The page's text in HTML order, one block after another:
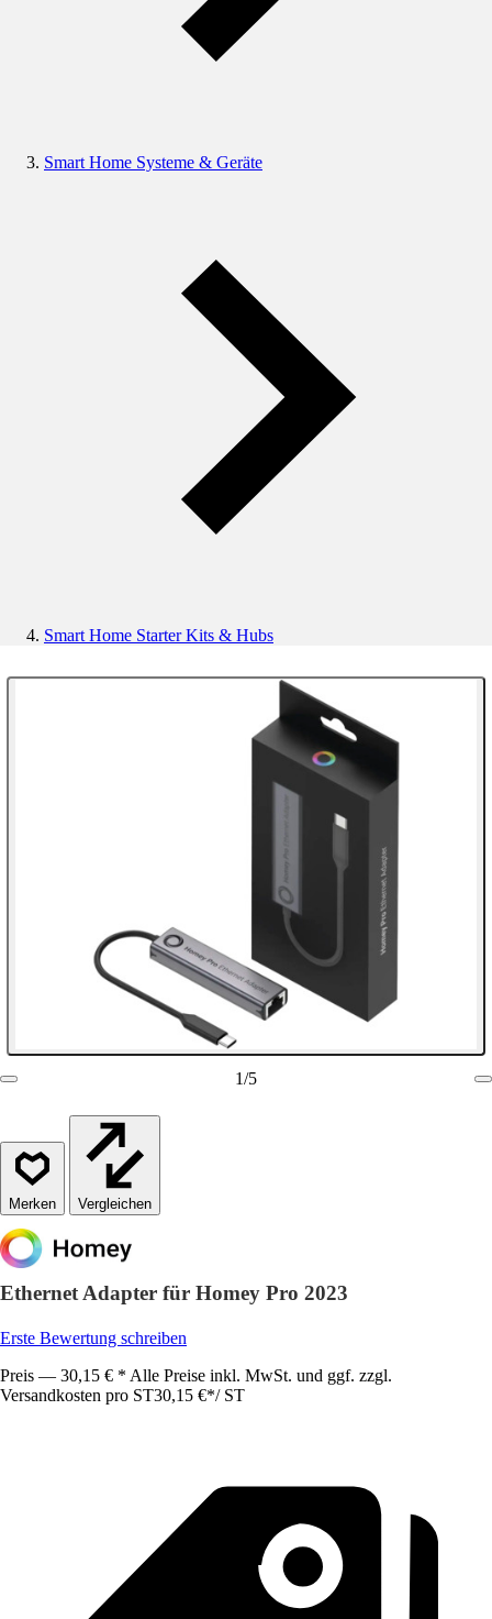
Smart Home Systeme & Geräte
Smart Home Starter Kits & Hubs
1/5
Vergleichen
Ethernet Adapter für Homey Pro 2023
Erste Bewertung schreiben
Preis — 30,15 € * Alle Preise inkl. MwSt. und ggf. zzgl.
Versandkosten pro ST30,15 €*/ ST